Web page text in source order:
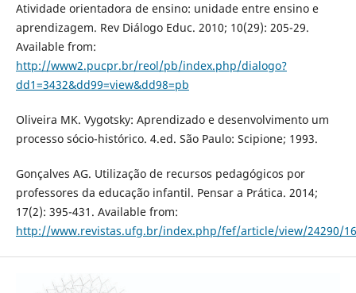
Atividade orientadora de ensino: unidade entre ensino e
aprendizagem. Rev Diálogo Educ. 2010; 10(29): 205-29.
Available from:
http://www2.pucpr.br/reol/pb/index.php/dialogo?
dd1=3432&dd99=view&dd98=pb
Oliveira MK. Vygotsky: Aprendizado e desenvolvimento um
processo sócio-histórico. 4.ed. São Paulo: Scipione; 1993.
Gonçalves AG. Utilização de recursos pedagógicos por
professores da educação infantil. Pensar a Prática. 2014;
17(2): 395-431. Available from:
http://www.revistas.ufg.br/index.php/fef/article/view/24290/